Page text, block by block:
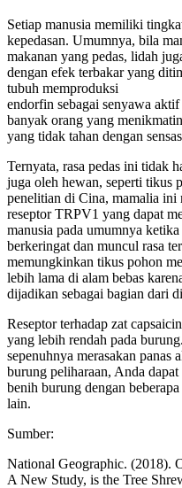
Setiap manusia memiliki
kepedasan. Umumnya, bila
makanan yang pedas, lidah
dengan efek terbakar yang
tubuh memproduksi
endorfin sebagai senyawa
banyak orang yang
yang tidak tahan dengan
Ternyata, rasa pedas ini tidak
juga oleh hewan, seperti tikus
penelitian di Cina, mamalia ini
reseptor TRPV1 yang dapat
manusia pada umumnya
berkeringat dan muncul rasa
memungkinkan tikus pohon
lebih lama di alam bebas
dijadikan sebagai bagian dari
Reseptor terhadap zat
yang lebih rendah pada
sepenuhnya merasakan
burung peliharaan, Anda
benih burung dengan
lain.
Sumber:
National Geographic. (2018).
A New Study, is the Tree